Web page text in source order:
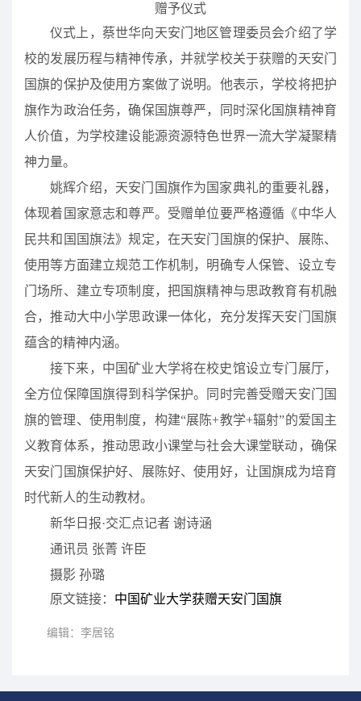
赠予仪式
仪式上，蔡世华向天安门地区管理委员会介绍了学
校的发展历程与精神传承，并就学校关于获赠的天安门
国旗的保护及使用方案做了说明。他表示，学校将把护
旗作为政治任务，确保国旗尊严，同时深化国旗精神育
人价值，为学校建设能源资源特色世界一流大学凝聚精
神力量。
姚辉介绍，天安门国旗作为国家典礼的重要礼器，
体现着国家意志和尊严。受赠单位要严格遵循《中华人
民共和国国旗法》规定，在天安门国旗的保护、展陈、
使用等方面建立规范工作机制，明确专人保管、设立专
门场所、建立专项制度，把国旗精神与思政教育有机融
合，推动大中小学思政课一体化，充分发挥天安门国旗
蕴含的精神内涵。
接下来，中国矿业大学将在校史馆设立专门展厅，
全方位保障国旗得到科学保护。同时完善受赠天安门国
旗的管理、使用制度，构建“展陈+教学+辐射”的爱国主
义教育体系，推动思政小课堂与社会大课堂联动，确保
天安门国旗保护好、展陈好、使用好，让国旗成为培育
时代新人的生动教材。
新华日报·交汇点记者 谢诗涵
通讯员 张菁 许臣
摄影 孙璐
原文链接： 中国矿业大学获赠天安门国旗
编辑：李居铭